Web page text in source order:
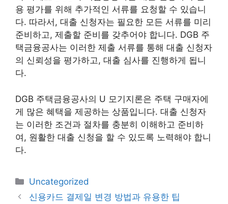
용 평가를 위해 추가적인 서류를 요청할 수 있습니
다. 따라서, 대출 신청자는 필요한 모든 서류를 미리
준비하고, 제출할 준비를 갖추어야 합니다. DGB 주
택금융공사는 이러한 제출 서류를 통해 대출 신청자
의 신뢰성을 평가하고, 대출 심사를 진행하게 됩니
다.
DGB 주택금융공사의 U 모기지론은 주택 구매자에
게 많은 혜택을 제공하는 상품입니다. 대출 신청자
는 이러한 조건과 절차를 충분히 이해하고 준비하
여, 원활한 대출 신청을 할 수 있도록 노력해야 합니
다.
카
테
Uncategorized
신용카드 결제일 변경 방법과 유용한 팁